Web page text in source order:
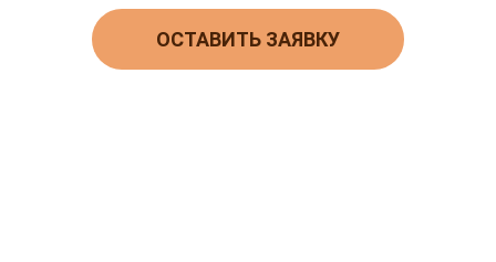
ОСТАВИТЬ ЗАЯВКУ